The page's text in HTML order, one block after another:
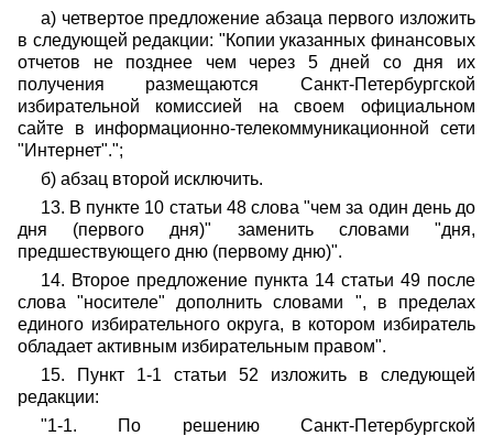
а) четвертое предложение абзаца первого изложить
в следующей редакции: "Копии указанных финансовых
отчетов не позднее чем через 5 дней со дня их
получения размещаются Санкт-Петербургской
избирательной комиссией на своем официальном
сайте в информационно-телекоммуникационной сети
"Интернет".";
б) абзац второй исключить.
13. В пункте 10 статьи 48 слова "чем за один день до
дня (первого дня)" заменить словами "дня,
предшествующего дню (первому дню)".
14. Второе предложение пункта 14 статьи 49 после
слова "носителе" дополнить словами ", в пределах
единого избирательного округа, в котором избиратель
обладает активным избирательным правом".
15. Пункт 1-1 статьи 52 изложить в следующей
редакции:
"1-1. По решению Санкт-Петербургской